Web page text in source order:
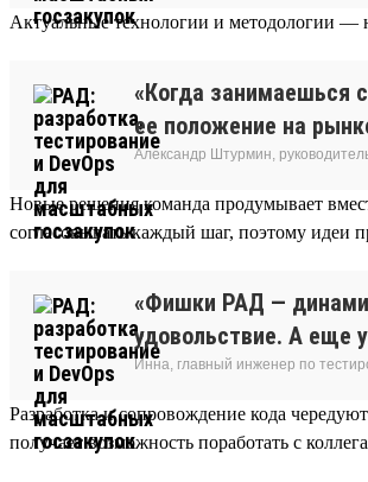
Актуальные технологии и методологии —
«Когда занимаешься
ее положение на
Александр Штурмин,
Новые решения команда продумывает
согласовывать каждый шаг, поэтому идеи
«Фишки РАД —
удовольствие. А еще
Инна, главный инженер по
Разработка и сопровождение кода
получает возможность поработать с